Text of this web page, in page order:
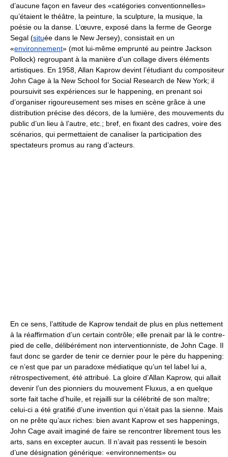
d’aucune façon en faveur des «catégories conventionnelles»
qu’étaient le théâtre, la peinture, la sculpture, la musique, la
poésie ou la danse. L’œuvre, exposé dans la ferme de George
Segal (située dans le New Jersey), consistait en un
«environnement» (mot lui-même emprunté au peintre Jackson
Pollock) regroupant à la manière d’un collage divers éléments
artistiques. En 1958, Allan Kaprow devint l’étudiant du compositeur
John Cage à la New School for Social Research de New York; il
poursuivit ses expériences sur le happening, en prenant soi
d’organiser rigoureusement ses mises en scène grâce à une
distribution précise des décors, de la lumière, des mouvements du
public d’un lieu à l’autre, etc.; bref, en fixant des cadres, voire des
scénarios, qui permettaient de canaliser la participation des
spectateurs promus au rang d’acteurs.
En ce sens, l’attitude de Kaprow tendait de plus en plus nettement
à la réaffirmation d’un certain contrôle; elle prenait par là le contre-
pied de celle, délibérément non interventionniste, de John Cage. Il
faut donc se garder de tenir ce dernier pour le père du happening:
ce n’est que par un paradoxe médiatique qu’un tel label lui a,
rétrospectivement, été attribué. La gloire d’Allan Kaprow, qui allait
devenir l’un des pionniers du mouvement Fluxus, a en quelque
sorte fait tache d’huile, et rejailli sur la célébrité de son maître;
celui-ci a été gratifié d’une invention qui n’était pas la sienne. Mais
on ne prête qu’aux riches: bien avant Kaprow et ses happenings,
John Cage avait imaginé de faire se rencontrer librement tous les
arts, sans en excepter aucun. Il n’avait pas ressenti le besoin
d’une désignation générique: «environnements» ou